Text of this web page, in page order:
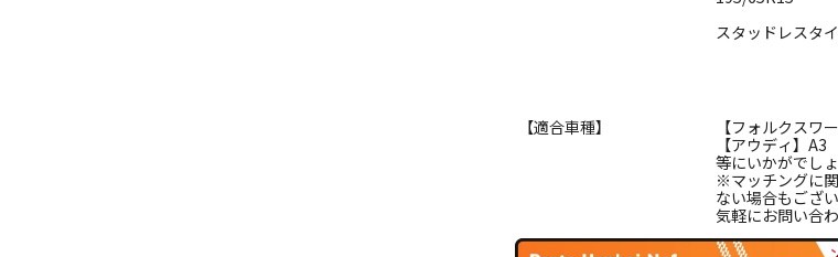
スタッドレスタ
【適合車種】
【フォルクスワ
【アウディ】A3
等にいかがでしょ
※マッチングに
ない場合もござ
気軽にお問い合